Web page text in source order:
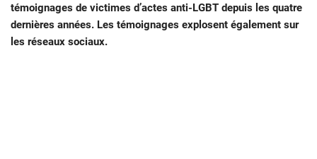
témoignages de victimes d’actes anti-LGBT depuis les quatre
dernières années. Les témoignages explosent également sur
les réseaux sociaux.